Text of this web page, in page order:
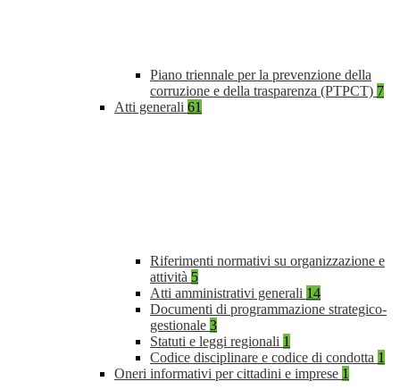
Piano triennale per la prevenzione della
corruzione e della trasparenza (PTPCT) 7
Atti generali 61
Riferimenti normativi su organizzazione e
attività 5
Atti amministrativi generali 14
Documenti di programmazione strategico-
gestionale 3
Statuti e leggi regionali 1
Codice disciplinare e codice di condotta 1
Oneri informativi per cittadini e imprese 1